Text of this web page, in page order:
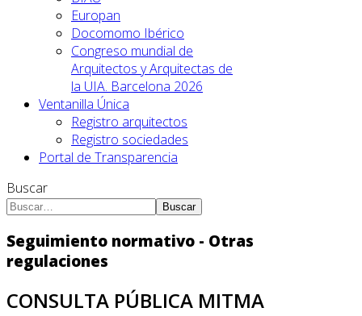
Europan
Docomomo Ibérico
Congreso mundial de
Arquitectos y Arquitectas de
la UIA. Barcelona 2026
Ventanilla Única
Registro arquitectos
Registro sociedades
Portal de Transparencia
Buscar
Buscar
Seguimiento normativo - Otras
regulaciones
CONSULTA PÚBLICA MITMA